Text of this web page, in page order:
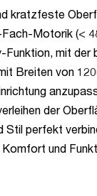
kratzfeste
Motorik (<
mit
Breiten von
der
Stil perfekt
und